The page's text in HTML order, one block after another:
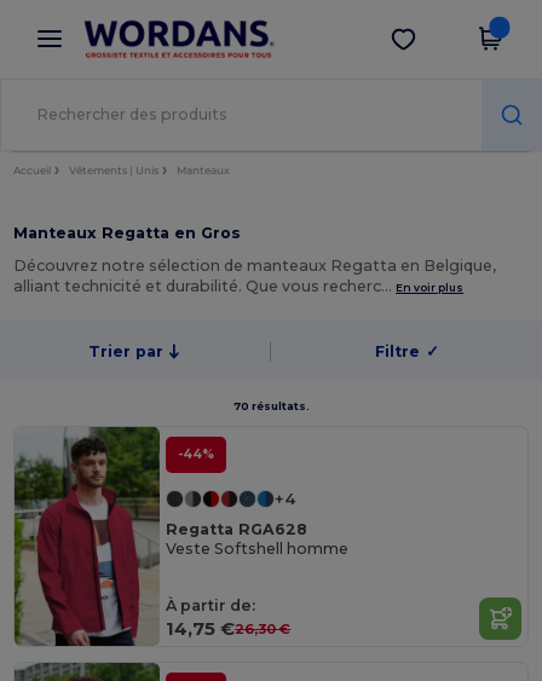
× Appli Wordans
Meilleurs prix sur l’app !
Obtenir l'appli
Accueil Vêtements | Unis Manteaux
Manteaux Regatta en Gros
Découvrez notre sélection de manteaux Regatta en Belgique,
alliant technicité et durabilité. Que vous recherc… En voir plus
Trier par Filtre ✓
70 résultats.
-44%
+4
Regatta RGA628
Veste Softshell homme
À partir de:
14,75 €26,30 €